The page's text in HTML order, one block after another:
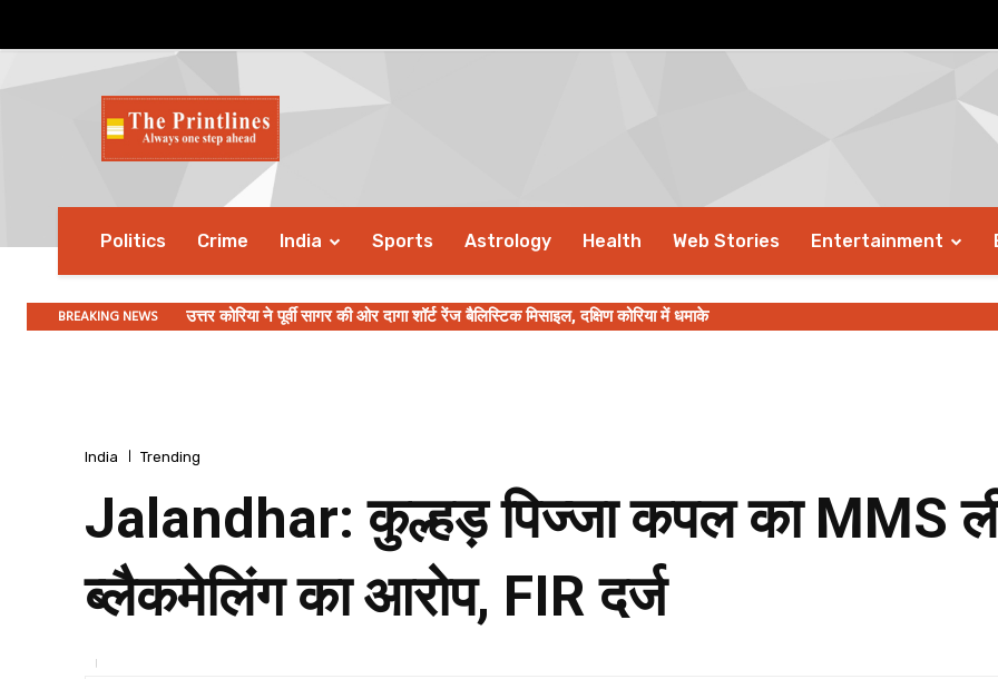
Politics Crime India Sports Astrology Health Web Stories Entertainment
BREAKING NEWS उत्तर कोरिया ने पूर्वी सागर की ओर दागा शॉर्ट रेंज बैलिस्टिक मिसाइल, दक्षिण कोरिया में धमाके
India Trending
Jalandhar: कुल्हड़ पिज्जा कपल का MMS
ब्लैकमेलिंग का आरोप, FIR दर्ज